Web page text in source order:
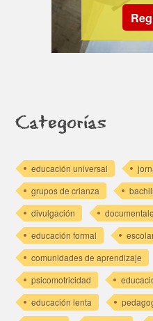
Categorías
educación universal
grupos de crianza
divulgación
educación formal
comunidades de aprendizaje
psicomotricidad
educación lenta